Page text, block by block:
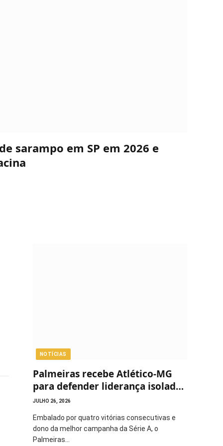
sarampo em SP em 2026 e
NOTÍCIAS
Palmeiras recebe Atlético-MG
para defender liderança isolada
do Brasileirão
JULHO 26, 2026
Embalado por quatro vitórias consecutivas e
dono da melhor campanha da Série A, o
Palmeiras…